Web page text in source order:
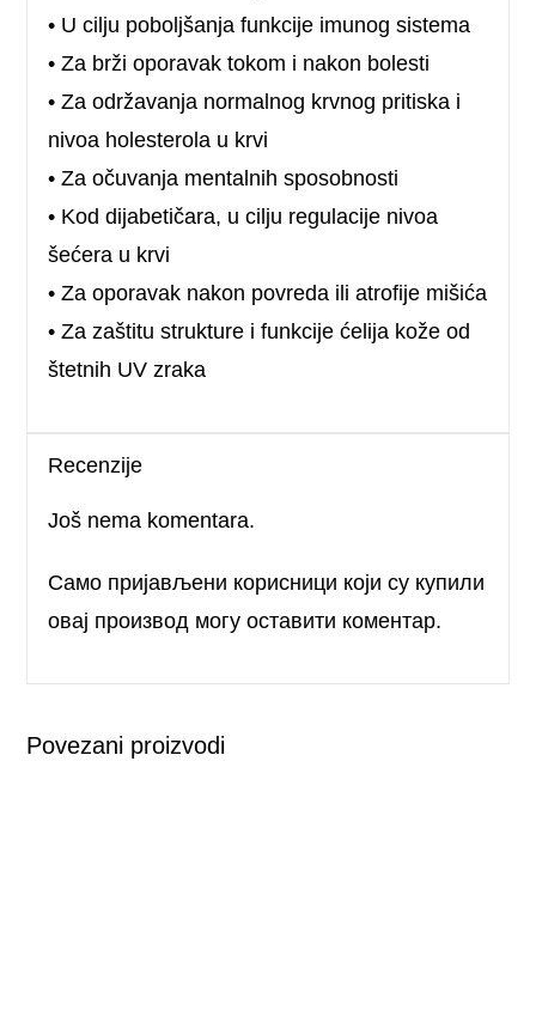
• U cilju poboljšanja funkcije imunog sistema
• Za brži oporavak tokom i nakon bolesti
• Za održavanja normalnog krvnog pritiska i
nivoa holesterola u krvi
• Za očuvanja mentalnih sposobnosti
• Kod dijabetičara, u cilju regulacije nivoa
šećera u krvi
• Za oporavak nakon povreda ili atrofije mišića
• Za zaštitu strukture i funkcije ćelija kože od
štetnih UV zraka
Recenzije
Još nema komentara.
Само пријављени корисници који су купили
овај производ могу оставити коментар.
Povezani proizvodi